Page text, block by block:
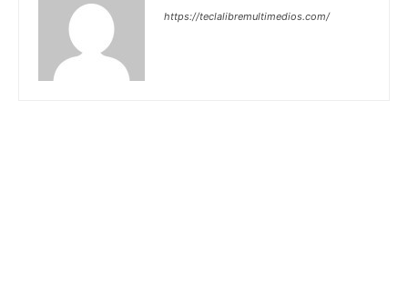
https://teclalibremultimedios.com/